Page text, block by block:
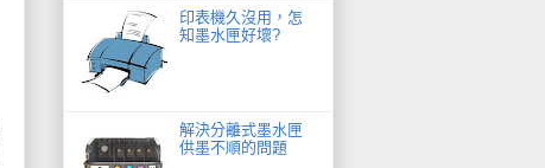
印表機久沒用，怎
知墨水匣好壞?
解決分離式墨水匣
供墨不順的問題